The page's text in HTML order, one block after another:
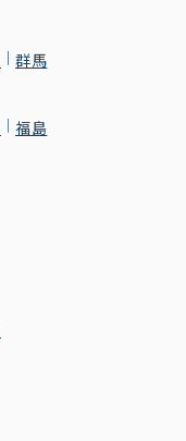
群馬
福島